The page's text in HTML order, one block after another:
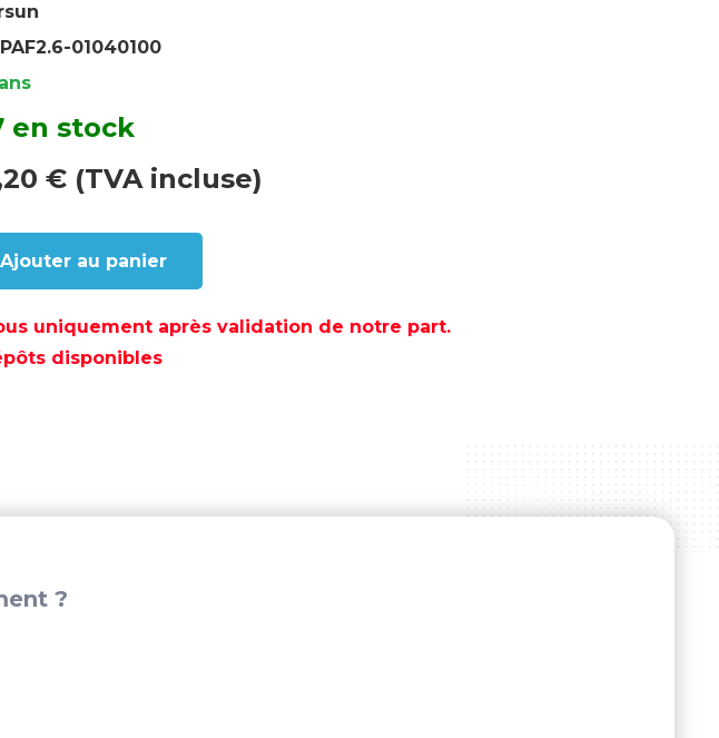
PAF2.6-01040100
en stock
€ (TVA incluse)
Ajouter au panier
uniquement après validation de notre part.
disponibles
?